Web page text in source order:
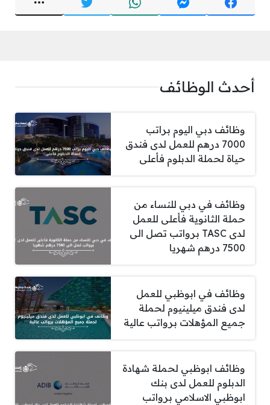
أحدث الوظائف
وظائف دبي اليوم براتب
7000 درهم للعمل لدى فندق
حياة لحملة الدبلوم فأعلى
وظائف في دبي للنساء من
حملة الثانوية فأعلى للعمل
لدى TASC برواتب تصل الى
7500 درهم شهريا
وظائف في ابوظبي للعمل
لدى فندق ميلينيوم لحملة
جميع المؤهلات برواتب عالية
وظائف ابوظبي لحملة شهادة
الدبلوم للعمل لدى بنك
ابوظبي الاسلامي برواتب